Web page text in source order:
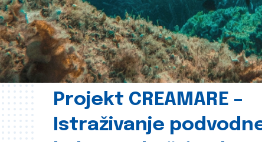
Projekt CREAMARE –
Istraživanje